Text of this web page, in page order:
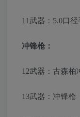
11武器：5.0口径
冲锋枪：
12武器：古森柏
13武器：冲锋枪